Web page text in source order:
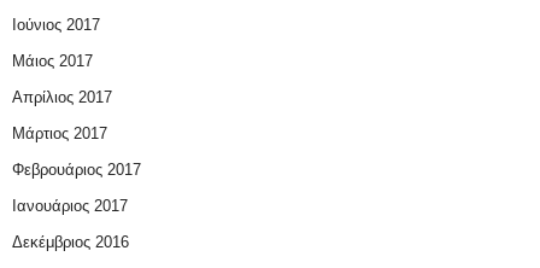
Ιούνιος 2017
Μάιος 2017
Απρίλιος 2017
Μάρτιος 2017
Φεβρουάριος 2017
Ιανουάριος 2017
Δεκέμβριος 2016